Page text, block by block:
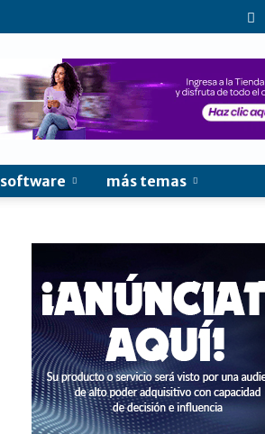
software más temas